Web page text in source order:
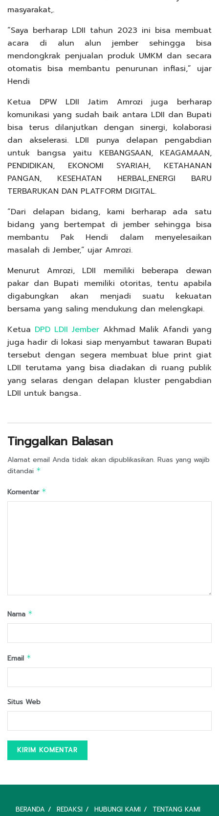
masyarakat,.
“Saya berharap LDII tahun 2023 ini bisa membuat
acara di alun alun jember sehingga bisa
mendongkrak penjualan produk UMKM dan secara
otomatis bisa membantu penurunan inflasi,” ujar
Hendi
Ketua DPW LDII Jatim Amrozi juga berharap
komunikasi yang sudah baik antara LDII dan Bupati
bisa terus dilanjutkan dengan sinergi, kolaborasi
dan akselerasi. LDII punya delapan pengabdian
untuk bangsa yaitu KEBANGSAAN, KEAGAMAAN,
PENDIDIKAN, EKONOMI SYARIAH, KETAHANAN
PANGAN, KESEHATAN HERBAL,ENERGI BARU
TERBARUKAN DAN PLATFORM DIGITAL.
“Dari delapan bidang, kami berharap ada satu
bidang yang bertempat di jember sehingga bisa
membantu Pak Hendi dalam menyelesaikan
masalah di Jember,” ujar Amrozi.
Menurut Amrozi, LDII memiliki beberapa dewan
pakar dan Bupati memiliki otoritas, tentu apabila
digabungkan akan menjadi suatu kekuatan
bersama yang saling mendukung dan melengkapi.
Ketua DPD LDII Jember Akhmad Malik Afandi yang
juga hadir di lokasi siap menyambut tawaran Bupati
tersebut dengan segera membuat blue print giat
LDII terutama yang bisa diadakan di ruang publik
yang selaras dengan delapan kluster pengabdian
LDII untuk bangsa..
Tinggalkan Balasan
Alamat email Anda tidak akan dipublikasikan. Ruas yang wajib
ditandai *
Komentar *
Nama *
Email *
Situs Web
BERANDA REDAKSI HUBUNGI KAMI TENTANG KAMI